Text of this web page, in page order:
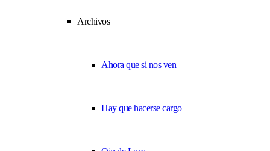
Archivos
Ahora que si nos ven
Hay que hacerse cargo